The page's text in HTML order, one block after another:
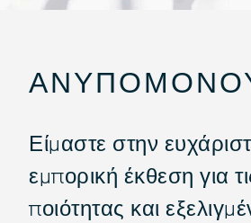
Είμαστε στην
εμπορική έκθεση για
ποιότητας και